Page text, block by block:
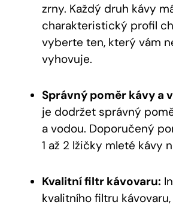
zrny. Každý druh kávy
charakteristický profil
vyberte ten, který vám
vyhovuje.
Správný poměr kávy a
je dodržet správný
a vodou. Doporučený
1 až 2 lžičky mleté kávy
Kvalitní filtr kávovaru:
kvalitního filtru